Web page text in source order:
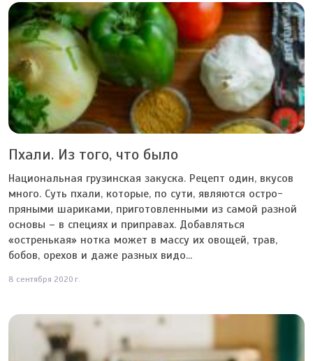
Пхали. Из того, что было
Национальная грузинская закуска. Рецепт один, вкусов
много. Суть пхали, которые, по сути, являются остро-
пряными шариками, приготовленными из самой разной
основы – в специях и приправах. Добавляться
«остренькая» нотка может в массу их овощей, трав,
бобов, орехов и даже разных видо...
8 сентября 2020 г.